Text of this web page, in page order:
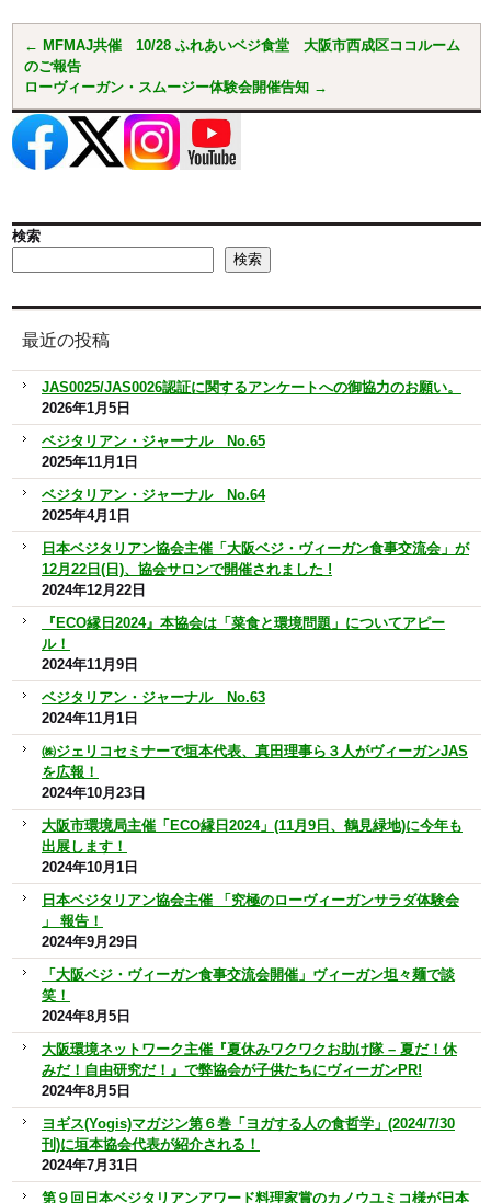
← MFMAJ共催 10/28 ふれあいベジ食堂 大阪市西成区ココルーム
のご報告
ローヴィーガン・スムージー体験会開催告知 →
検索
検索
最近の投稿
JAS0025/JAS0026認証に関するアンケートへの御協力のお願い。
2026年1月5日
ベジタリアン・ジャーナル No.65
2025年11月1日
ベジタリアン・ジャーナル No.64
2025年4月1日
日本ベジタリアン協会主催「大阪ベジ・ヴィーガン食事交流会」が
12月22日(日)、協会サロンで開催されました !
2024年12月22日
『ECO縁日2024』本協会は「菜食と環境問題」についてアピー
ル！
2024年11月9日
ベジタリアン・ジャーナル No.63
2024年11月1日
㈱ジェリコセミナーで垣本代表、真田理事ら３人がヴィーガンJAS
を広報！
2024年10月23日
大阪市環境局主催「ECO縁日2024」(11月9日、鶴見緑地)に今年も
出展します！
2024年10月1日
日本ベジタリアン協会主催 「究極のローヴィーガンサラダ体験会
」 報告！
2024年9月29日
「大阪ベジ・ヴィーガン食事交流会開催」ヴィーガン坦々麺で談
笑！
2024年8月5日
大阪環境ネットワーク主催『夏休みワクワクお助け隊 – 夏だ！休
みだ！自由研究だ！』で弊協会が子供たちにヴィーガンPR!
2024年8月5日
ヨギス(Yogis)マガジン第６巻「ヨガする人の食哲学」(2024/7/30
刊)に垣本協会代表が紹介される！
2024年7月31日
第９回日本ベジタリアンアワード料理家賞のカノウユミコ様が日本